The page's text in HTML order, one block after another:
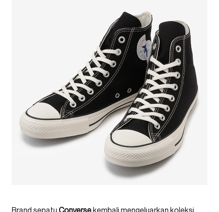
Brand sepatu Conversekembali mengeluarkan koleksi